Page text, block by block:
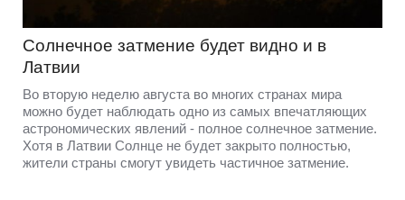
Солнечное затмение будет видно и в
Латвии
Во вторую неделю августа во многих странах мира
можно будет наблюдать одно из самых впечатляющих
астрономических явлений - полное солнечное затмение.
Хотя в Латвии Солнце не будет закрыто полностью,
жители страны смогут увидеть частичное затмение.